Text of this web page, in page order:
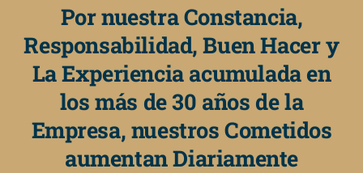
Por nuestra Constancia,
Responsabilidad, Buen Hacer y
La Experiencia acumulada en
los más de 30 años de la
Empresa, nuestros Cometidos
aumentan Diariamente